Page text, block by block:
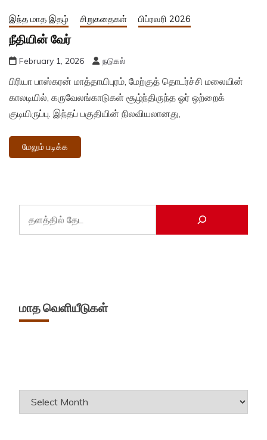
இந்த மாத இதழ் சிறுகதைகள் பிப்ரவரி 2026
நீதியின் வேர்
February 1, 2026 நடுகல்
பிரியா பாஸ்கரன் மாத்தாயிபுரம், மேற்குத் தொடர்ச்சி மலையின்
காலடியில், கருவேலங்காடுகள் சூழ்ந்திருந்த ஓர் ஒற்றைக்
குடியிருப்பு. இந்தப் பகுதியின் நிலவியலானது,
மேலும் படிக்க
மாத வெளியீடுகள்
Archives